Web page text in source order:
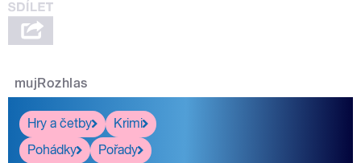
mujRozhlas
Hry a četby
Krimi
Pohádky
Pořady